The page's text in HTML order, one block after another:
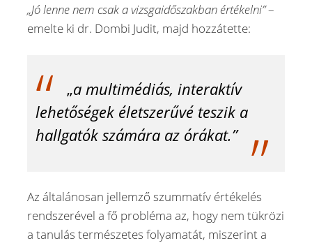
„Jó lenne nem csak a vizsgaidőszakban értékelni”–
emelte ki dr. Dombi Judit, majd hozzátette:
„a multimédiás, interaktív
lehetőségek életszerűvé teszik a
hallgatók számára az órákat.”
Az általánosan jellemző szummatív értékelés
rendszerével a fő probléma az, hogy nem tükrözi
a tanulás természetes folyamatát, miszerint a